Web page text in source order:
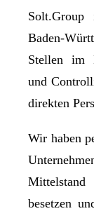
Baden-
Stellen im
und
direkten
Wir haben
Mittelstand
besetzen